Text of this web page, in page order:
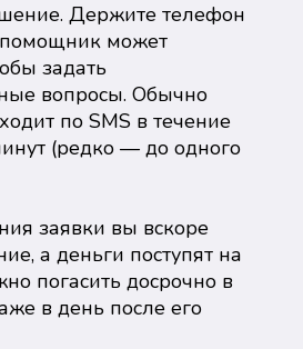
Держите телефон
может
задать
вопросы. Обычно
по SMS в течение
(редко — до одного
заявки вы вскоре
а деньги поступят на
погасить досрочно в
в день после его